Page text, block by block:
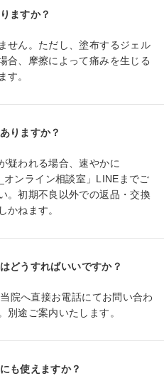
ますか？
せん。ただし、塗布するジェル
合、摩擦によって痛みを生じる
す。
りますか？
疑われる場合、速やかに
オンライン相談室」LINEまでご
。初期不良以外での返品・交換
かねます。
どうすればいいですか？
院へ直接お電話にてお問い合わ
別途ご案内いたします。
も使えますか？